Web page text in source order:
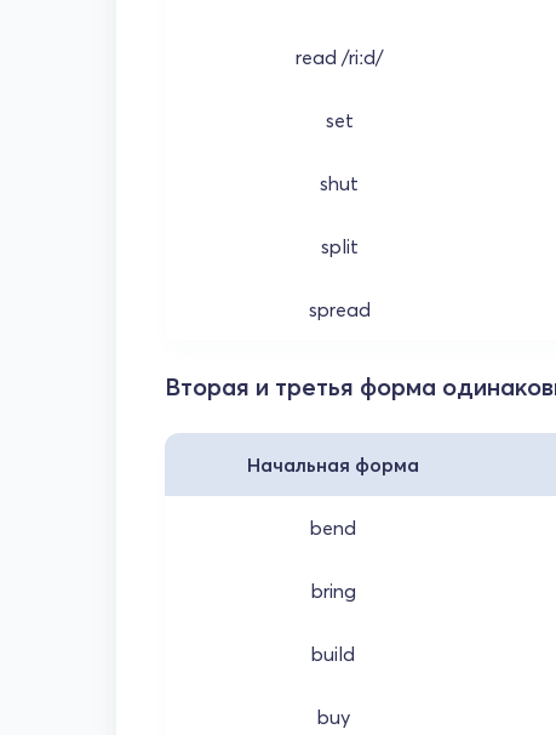
read /riːd/
set
shut
split
spread
Вторая и третья форма
Начальная форма
bend
bring
build
buy